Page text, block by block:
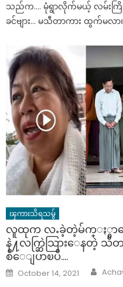
သည်က…. မုံရွာလိုက်မယ့် လမ်းကြို
ခင်ဗျား… မသီတာကား ထွက်မလာ
ၾကားသိရသမွ်
လူထုက လႉခဲ့တဲ့မ်က္ႏွာမ
နဲ႔လက္ဆြဲသြားေနတဲ့
စီေျပာၿပီ….
Posted
on
October 14, 2021